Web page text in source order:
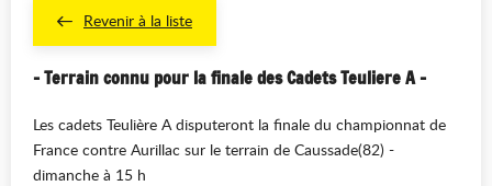
Revenir à la liste
- Terrain connu pour la finale des Cadets Teuliere A -
Les cadets Teulière Adisputeront la finale du championnat de
France contre Aurillac sur le terrain de Caussade(82) -
dimanche à 15 h